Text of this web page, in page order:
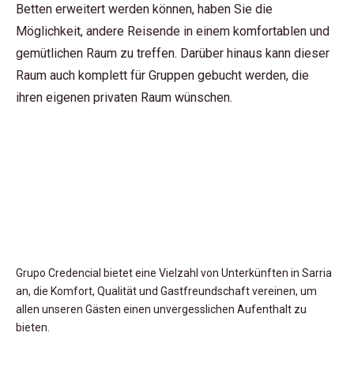
Betten erweitert werden können, haben Sie die
Möglichkeit, andere Reisende in einem komfortablen und
gemütlichen Raum zu treffen. Darüber hinaus kann dieser
Raum auch komplett für Gruppen gebucht werden, die
ihren eigenen privaten Raum wünschen.
Grupo Credencial bietet eine Vielzahl von Unterkünften in Sarria
an, die Komfort, Qualität und Gastfreundschaft vereinen, um
allen unseren Gästen einen unvergesslichen Aufenthalt zu
bieten.